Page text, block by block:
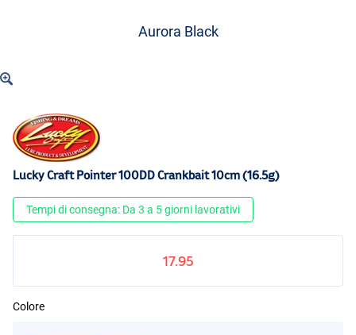
Aurora Black
Lucky Craft Pointer 100DD Crankbait 10cm (16.5g)
Tempi di consegna: Da 3 a 5 giorni lavorativi
17.95
Colore